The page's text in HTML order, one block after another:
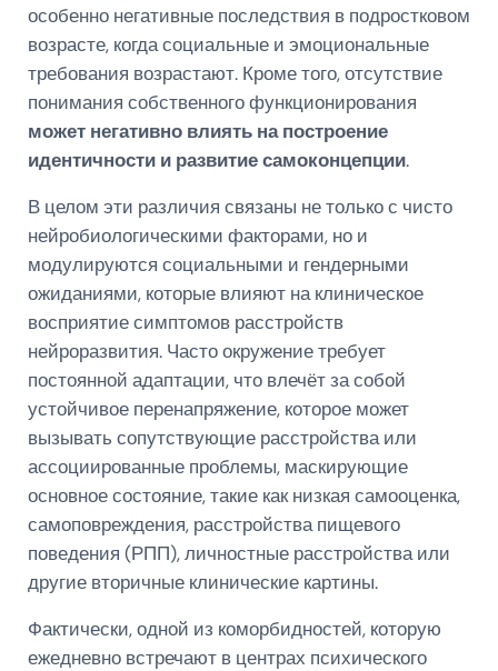
особенно негативные последствия в подростковом
возрасте, когда социальные и эмоциональные
требования возрастают. Кроме того, отсутствие
понимания собственного функционирования
может негативно влиять на построение
идентичности и развитие самоконцепции.
В целом эти различия связаны не только с чисто
нейробиологическими факторами, но и
модулируются социальными и гендерными
ожиданиями, которые влияют на клиническое
восприятие симптомов расстройств
нейроразвития. Часто окружение требует
постоянной адаптации, что влечёт за собой
устойчивое перенапряжение, которое может
вызывать сопутствующие расстройства или
ассоциированные проблемы, маскирующие
основное состояние, такие как низкая самооценка,
самоповреждения, расстройства пищевого
поведения (РПП), личностные расстройства или
другие вторичные клинические картины.
Фактически, одной из коморбидностей, которую
ежедневно встречают в центрах психического